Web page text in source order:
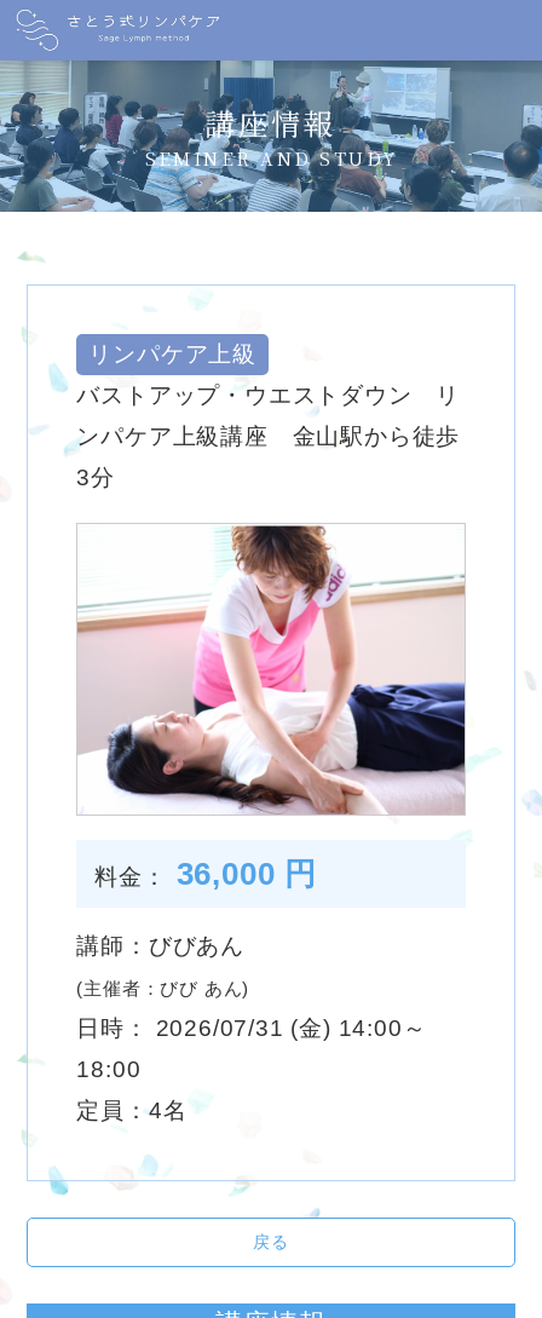
講座情報
SEMINER AND STUDY
リンパケア上級
バストアップ・ウエストダウン リ
ンパケア上級講座 金山駅から徒歩
3分
料金： 36,000 円
講師：びびあん
(主催者：びび あん)
日時： 2026/07/31 (金) 14:00～
18:00
定員：4名
戻る